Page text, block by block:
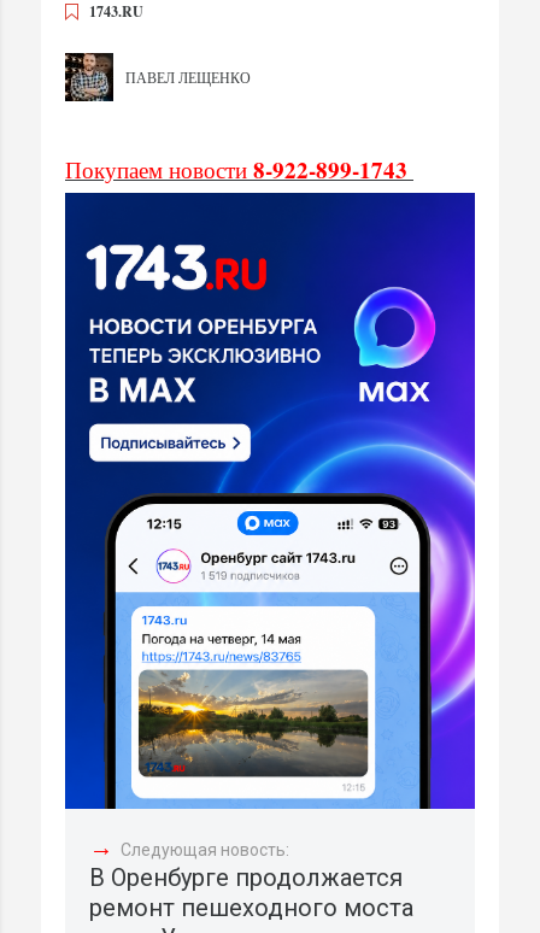
1743.RU
ПАВЕЛ ЛЕЩЕНКО
Покупаем новости 8-922-899-1743
→ Следующая новость:
В Оренбурге продолжается
ремонт пешеходного моста